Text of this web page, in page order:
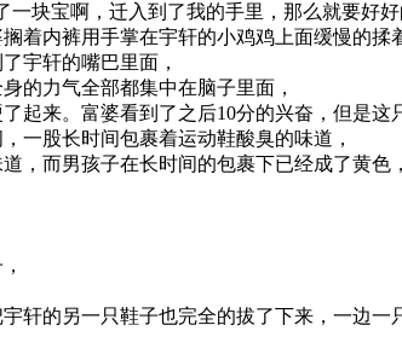
块宝啊，迁入到了我的手里，那么就要好
着内裤用手掌在宇轩的小鸡鸡上面缓慢的揉
宇轩的嘴巴里面，
的力气全部都集中在脑子里面，
起来。富婆看到了之后10分的兴奋，但是这
一股长时间包裹着运动鞋酸臭的味道，
，而男孩子在长时间的包裹下已经成了黄色
轩的另一只鞋子也完全的拔了下来，一边一